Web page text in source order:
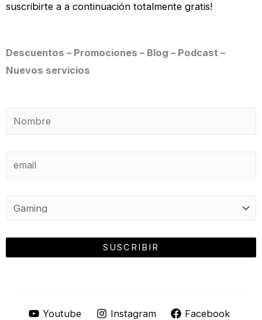
suscribirte a a continuación totalmente gratis!
Descuentos – Promociones – Blog – Podcast –
Nuevos servicios
Youtube Instagram
Facebook